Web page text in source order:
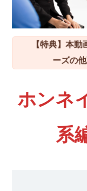
【特典】本
ーズの
ホンネ
系